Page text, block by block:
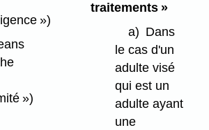
»)
»)
traitements »
a) Dans
le cas d'un
adulte visé
qui est un
adulte ayant
une